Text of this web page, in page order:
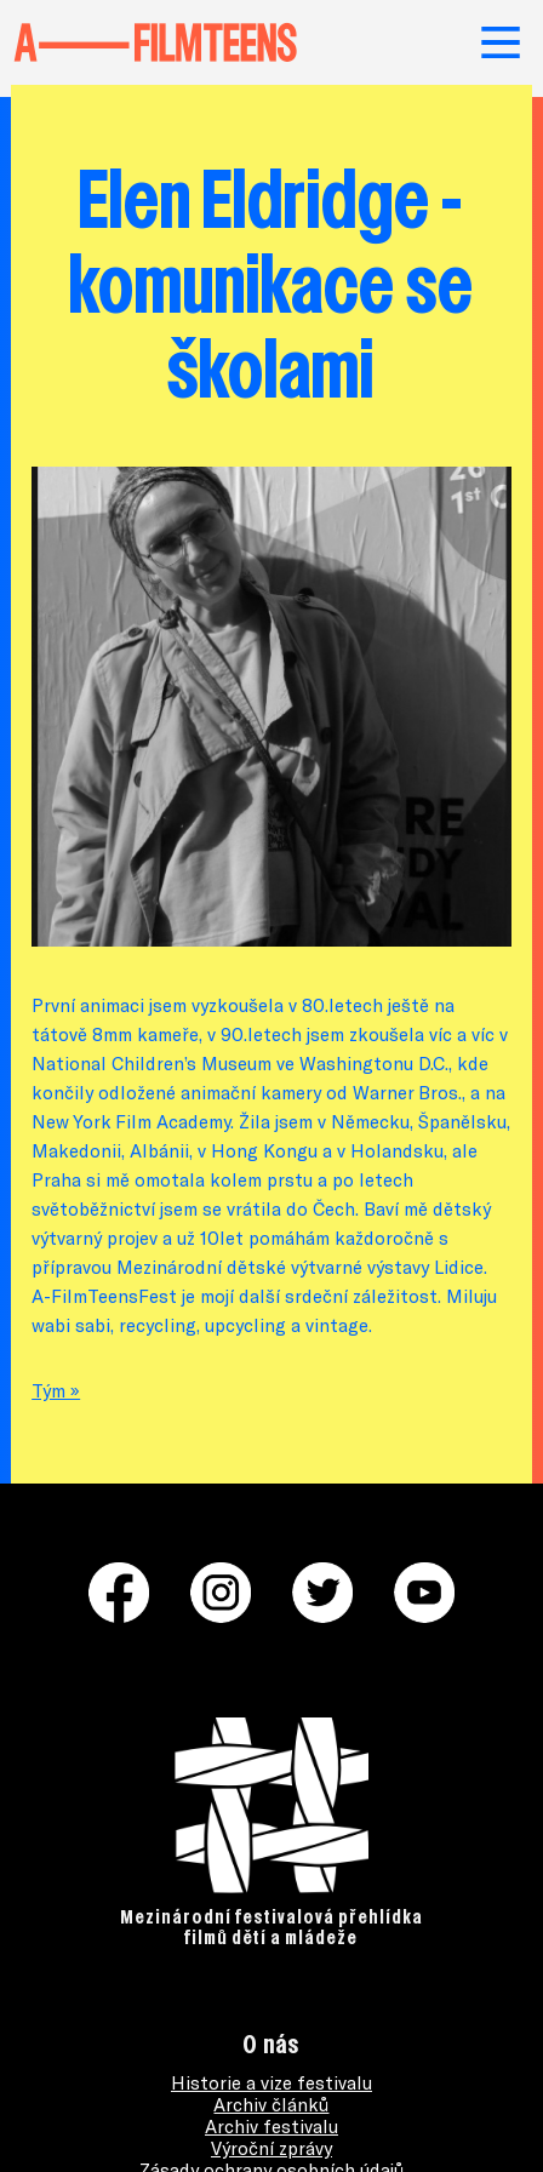
Elen Eldridge -
komunikace se
školami
První animaci jsem vyzkoušela v 80.letech ještě na
tátově 8mm kameře, v 90.letech jsem zkoušela víc a víc v
National Children’s Museum ve Washingtonu D.C., kde
končily odložené animační kamery od Warner Bros., a na
New York Film Academy. Žila jsem v Německu, Španělsku,
Makedonii, Albánii, v Hong Kongu a v Holandsku, ale
Praha si mě omotala kolem prstu a po letech
světoběžnictví jsem se vrátila do Čech. Baví mě dětský
výtvarný projev a už 10let pomáhám každoročně s
přípravou Mezinárodní dětské výtvarné výstavy Lidice.
A-FilmTeensFest je mojí další srdeční záležitost. Miluju
wabi sabi, recycling, upcycling a vintage.
Tým »
Mezinárodní festivalová přehlídka
filmů dětí a mládeže
O nás
Historie a vize festivalu
Archiv článků
Archiv festivalu
Výroční zprávy